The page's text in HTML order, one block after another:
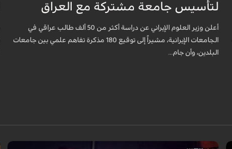
لتأسيس جامعة مشتركة مع العراق
أعلن وزير العلوم الإيراني عن دراسة أكثر من 50 ألف طالب عراقي في
الجامعات الإيرانية، مشيراً إلى توقيع 180 مذكرة تفاهم علمي بين جامعات
البلدين، وأن جام...